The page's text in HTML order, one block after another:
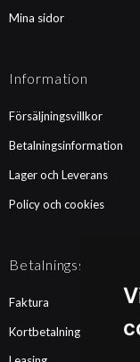
Mina sidor
Information
Försäljningsvillkor
Betalningsinformation
Lager och Leverans
Policy och cookies
Betalningssätt
Faktura
Kortbetalning